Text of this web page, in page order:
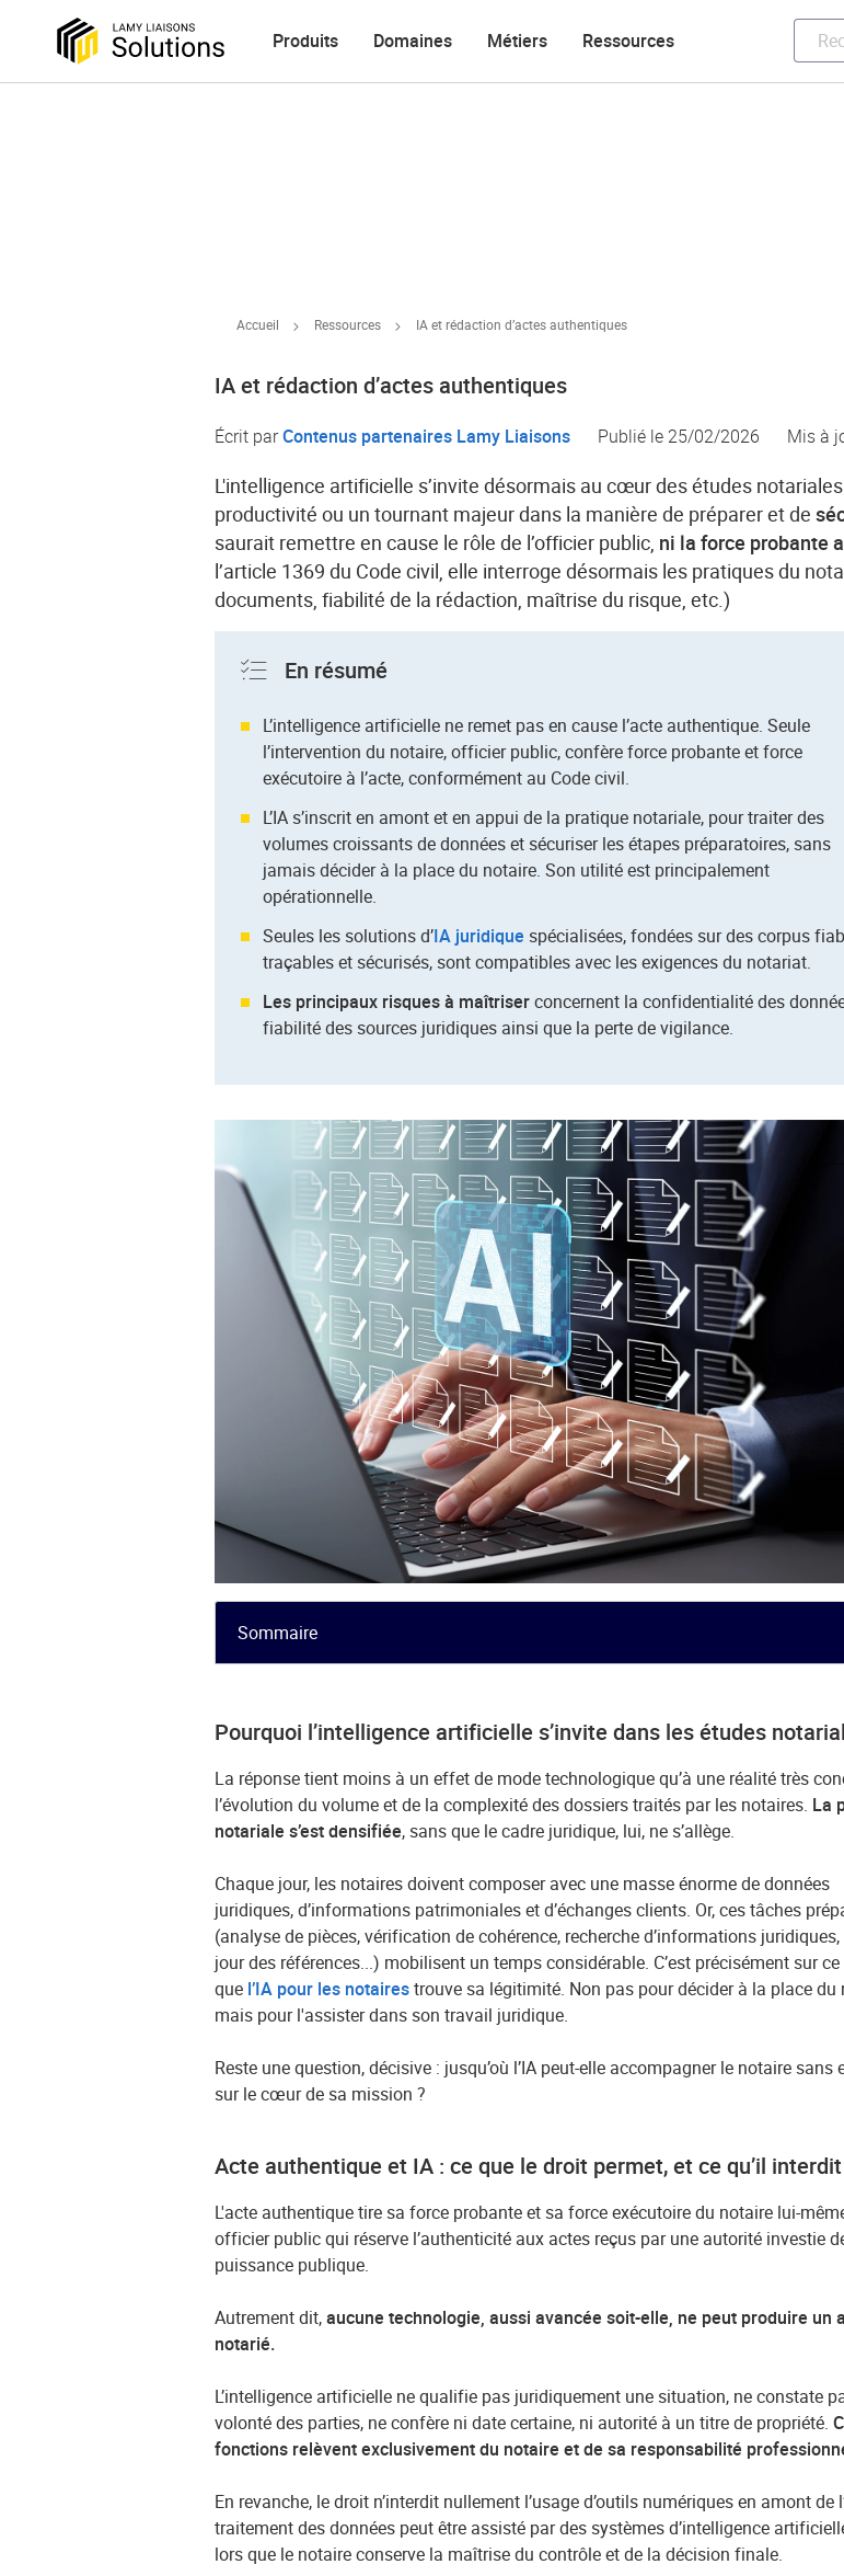
Produits Domaines Métiers Ressources
Accueil Ressources IA et rédaction d’actes authentiques
IA et rédaction d’actes authentiques
Écrit parContenus partenaires Lamy Liaisons Publié le 25/02/2026 Mis à
L'intelligence artificielle s’invite désormais au cœur des études
productivité ou un tournant majeur dans la manière de préparer et de
saurait remettre en cause le rôle de l’officier public, ni la force probante
l’article 1369 du Code civil, elle interroge désormais les pratiques du
documents, fiabilité de la rédaction, maîtrise du risque, etc.)
En résumé
L’intelligence artificielle ne remet pas en cause l’acte authentique. Seule
l’intervention du notaire, officier public, confère force probante et force
exécutoire à l’acte, conformément au Code civil.
L’IA s’inscrit en amont et en appui de la pratique notariale, pour traiter des
volumes croissants de données et sécuriser les étapes préparatoires, sans
jamais décider à la place du notaire. Son utilité est principalement
opérationnelle.
Seules les solutions d’IA juridique spécialisées, fondées sur des corpus
traçables et sécurisés, sont compatibles avec les exigences du notariat.
Les principaux risques à maîtriserconcernent la confidentialité des
fiabilité des sources juridiques ainsi que la perte de vigilance.
Sommaire
Pourquoi l’intelligence artificielle s’invite dans les études
La réponse tient moins à un effet de mode technologique qu’à une réalité très
l’évolution du volume et de la complexité des dossiers traités par les notaires. La
notariale s’est densifiée, sans que le cadre juridique, lui, ne s’allège.
Chaque jour, les notaires doivent composer avec une masse énorme de données
juridiques, d’informations patrimoniales et d’échanges clients. Or, ces tâches
(analyse de pièces, vérification de cohérence, recherche d’informations
jour des références...) mobilisent un temps considérable. C’est précisément sur
que l’IA pour les notairestrouve sa légitimité. Non pas pour décider à la place du
mais pour l'assister dans son travail juridique.
Reste une question, décisive : jusqu’où l’IA peut-elle accompagner le notaire sans
sur le cœur de sa mission ?
Acte authentique et IA : ce que le droit permet, et ce qu’il interdit
L'acte authentique tire sa force probante et sa force exécutoire du notaire lui-
officier public qui réserve l’authenticité aux actes reçus par une autorité investie
puissance publique.
Autrement dit,aucune technologie, aussi avancée soit-elle, ne peut produire un
notarié.
L’intelligence artificielle ne qualifie pas juridiquement une situation, ne constate
volonté des parties, ne confère ni date certaine, ni autorité à un titre de propriété.
fonctions relèvent exclusivement du notaire et de sa responsabilité
En revanche, le droit n’interdit nullement l’usage d’outils numériques en amont de
traitement des données peut être assisté par des systèmes d’intelligence
lors que le notaire conserve la maîtrise du contrôle et de la décision finale.